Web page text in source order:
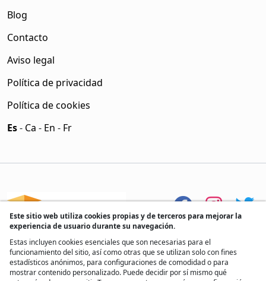
Blog
Contacto
Aviso legal
Política de privacidad
Política de cookies
Es- Ca - En - Fr
Este sitio web utiliza cookies propias y de terceros para mejorar la
experiencia de usuario durante su navegación.
Estas incluyen cookies esenciales que son necesarias para el
funcionamiento del sitio, así como otras que se utilizan solo con fines
estadísticos anónimos, para configuraciones de comodidad o para
mostrar contenido personalizado. Puede decidir por sí mismo qué